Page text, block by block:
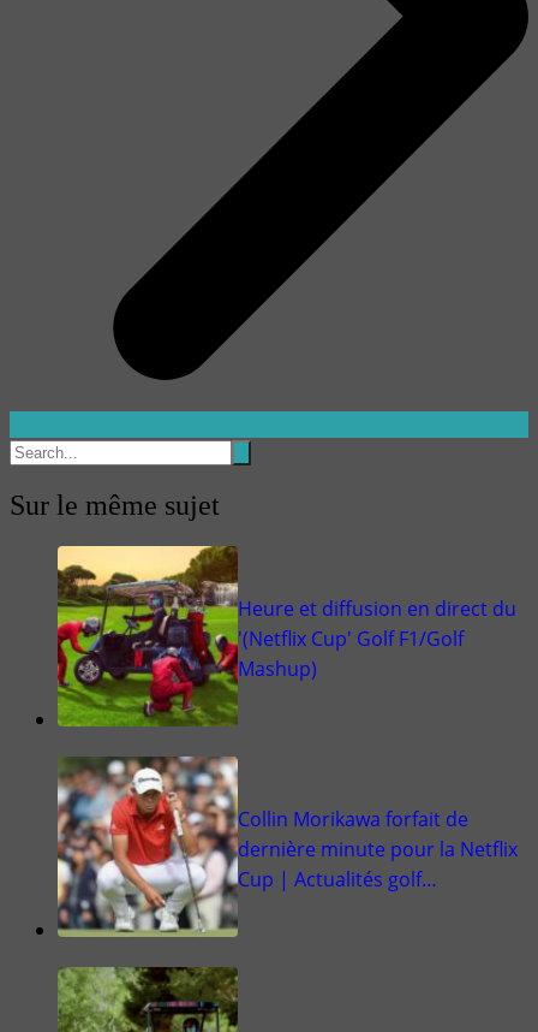
Sur le même sujet
Heure et diffusion en direct du
'(Netflix Cup' Golf F1/Golf
Mashup)
Collin Morikawa forfait de
dernière minute pour la Netflix
Cup | Actualités golf…